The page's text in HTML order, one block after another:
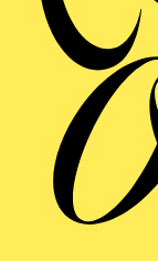
Der
Spielzeit 2024/
als
Titelpartie von
Theater in
Butterfly“
) an
sein Japandebüt
am Hyogo